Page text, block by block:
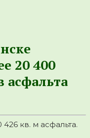
20 400
асфальта
кв. м асфальта.